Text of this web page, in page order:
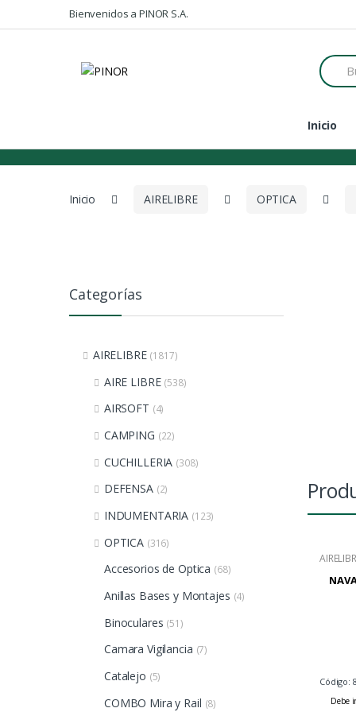
Skip to navigation
Skip to contentBienvenidos a PINOR S.A.
S
e
a
c
h
f
Inicio
Inicio AIRELIBRE OPTICA
Código:
Debe
Categorías
AIRELIBRE (1817)
AIRE LIBRE (538)
AIRSOFT (4)
CAMPING (22)
CUCHILLERIA (308)
DEFENSA (2)
INDUMENTARIA (123)
OPTICA (316)
Accesorios de Optica (68)
Anillas Bases y Montajes (4)
Binoculares (51)
Camara Vigilancia (7)
Catalejo (5)
COMBO Mira y Rail (8)